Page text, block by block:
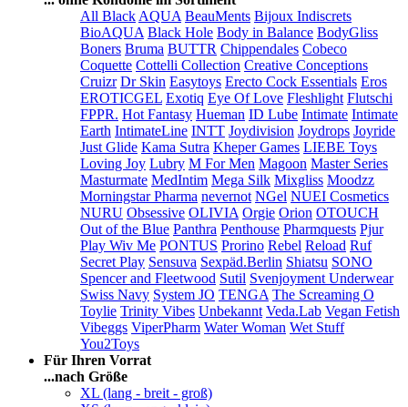
All Black AQUA BeauMents Bijoux Indiscrets
BioAQUA Black Hole Body in Balance BodyGliss
Boners Bruma BUTTR Chippendales Cobeco
Coquette Cottelli Collection Creative Conceptions
Cruizr Dr Skin Easytoys Erecto Cock Essentials Eros
EROTICGEL Exotiq Eye Of Love Fleshlight Flutschi
FPPR. Hot Fantasy Hueman ID Lube Intimate Intimate
Earth IntimateLine INTT Joydivision Joydrops Joyride
Just Glide Kama Sutra Kheper Games LIEBE Toys
Loving Joy Lubry M For Men Magoon Master Series
Masturmate MedIntim Mega Silk Mixgliss Moodzz
Morningstar Pharma nevernot NGel NUEI Cosmetics
NURU Obsessive OLIVIA Orgie Orion OTOUCH
Out of the Blue Panthra Penthouse Pharmquests Pjur
Play Wiv Me PONTUS Prorino Rebel Reload Ruf
Secret Play Sensuva Sexpäd.Berlin Shiatsu SONO
Spencer and Fleetwood Sutil Svenjoyment Underwear
Swiss Navy System JO TENGA The Screaming O
Toylie Trinity Vibes Unbekannt Veda.Lab Vegan Fetish
Vibeggs ViperPharm Water Woman Wet Stuff
You2Toys
Für Ihren Vorrat
...nach Größe
XL (lang - breit - groß)